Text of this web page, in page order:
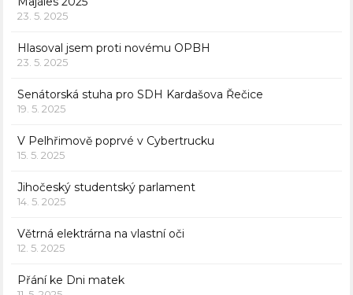
23. 5. 2025
Hlasoval jsem proti novému OPBH
23. 5. 2025
Senátorská stuha pro SDH Kardašova Řečice
19. 5. 2025
V Pelhřimově poprvé v Cybertrucku
15. 5. 2025
Jihočeský studentský parlament
14. 5. 2025
Větrná elektrárna na vlastní oči
12. 5. 2025
Přání ke Dni matek